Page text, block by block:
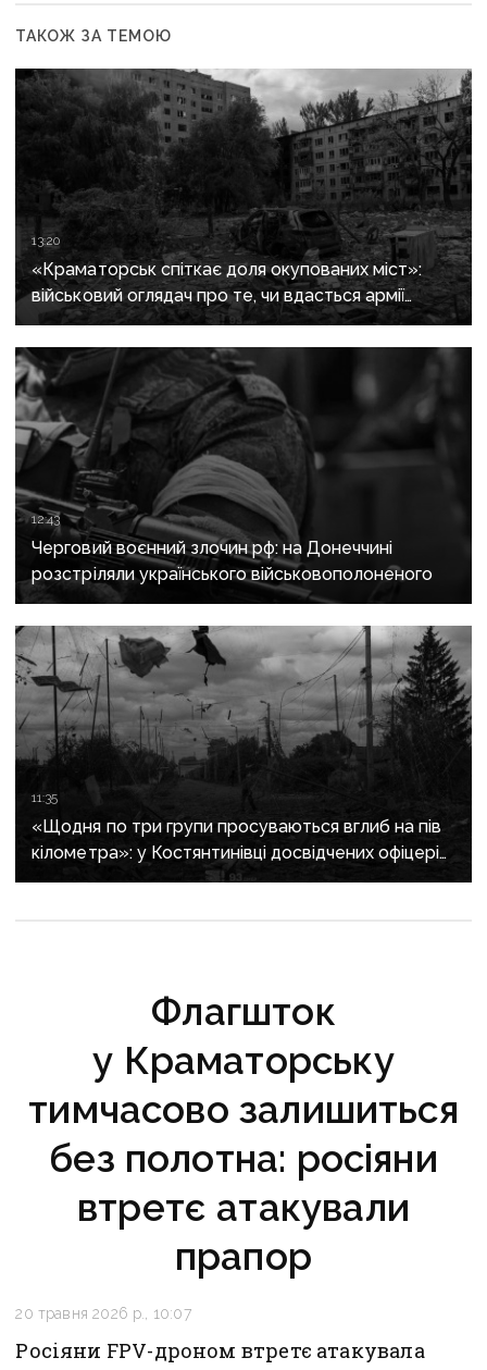
ТАКОЖ ЗА ТЕМОЮ
13:20
«Краматорськ спіткає доля окупованих міст»:
військовий оглядач про те, чи вдасться армії
рф захопити останню агломерацію Донеччини до
кінця 2026 року
12:43
Черговий воєнний злочин рф: на Донеччині
розстріляли українського військовополоненого
11:35
«Щодня по три групи просуваються вглиб на пів
кілометра»: у Костянтинівці досвідчених офіцерів
рф відправляють на штурми позицій
Флагшток
у Краматорську
тимчасово залишиться
без полотна: росіяни
втретє атакували
прапор
20 травня 2026 р., 10:07
Росіяни FPV-дроном втретє атакувала